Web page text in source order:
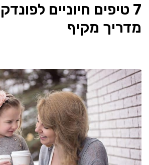
7 טיפים חיוניים
מדריך מקיף